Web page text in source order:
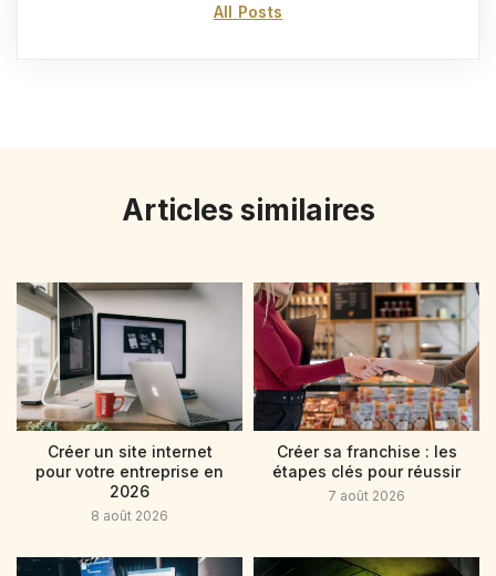
All Posts
Articles similaires
Créer un site internet
pour votre entreprise en
2026
8 août 2026
Créer sa franchise : les
étapes clés pour réussir
7 août 2026